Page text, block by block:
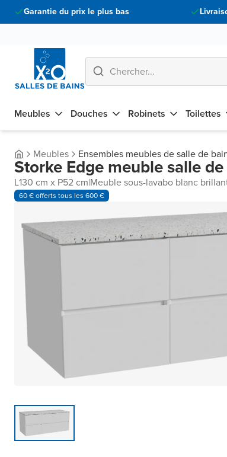
Garantie du prix le plus bas
Meubles Douches Robinets Toilettes
Meubles Ensembles meubles de salle de
Storke Edge meuble salle
L130 cm x P52 cm|Meuble sous-lavabo blanc
60 € offerts tous les 600 €